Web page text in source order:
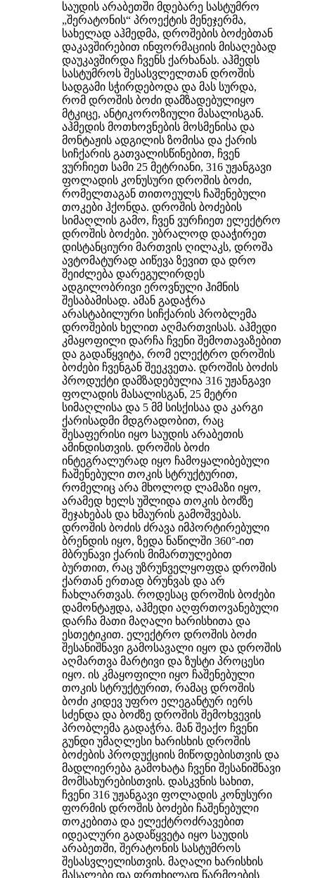
საუდის არაბეთში მდებარე სასტუმრო
„შერატონის“ პროექტის მენეჯერმა,
სახელად აჰმედმა, დროშების ბოძებთან
დაკავშირებით ინფორმაციის მისაღებად
დაუკავშირდა ჩვენს ქარხანას. აჰმედს
სასტუმროს შესასვლელთან დროშის
სადგამი სჭირდებოდა და მას სურდა,
რომ დროშის ბოძი დამზადებულიყო
მტკიცე, ანტიკოროზიული მასალისგან.
აჰმედის მოთხოვნების მოსმენისა და
მონტაჟის ადგილის ზომისა და ქარის
სიჩქარის გათვალისწინებით, ჩვენ
ვურჩიეთ სამი 25 მეტრიანი, 316 უჟანგავი
ფოლადის კონუსური დროშის ბოძი,
რომელთაგან თითოეულს ჩაშენებული
თოკები ჰქონდა. დროშის ბოძების
სიმაღლის გამო, ჩვენ ვურჩიეთ ელექტრო
დროშის ბოძები. უბრალოდ დააჭირეთ
დისტანციური მართვის ღილაკს, დროშა
ავტომატურად აიწევა ზევით და დრო
შეიძლება დარეგულირდეს
ადგილობრივი ეროვნული ჰიმნის
შესაბამისად. ამან გადაჭრა
არასტაბილური სიჩქარის პრობლემა
დროშების ხელით აღმართვისას. აჰმედი
კმაყოფილი დარჩა ჩვენი შემოთავაზებით
და გადაწყვიტა, რომ ელექტრო დროშის
ბოძები ჩვენგან შეეკვეთა. დროშის ბოძის
პროდუქტი დამზადებულია 316 უჟანგავი
ფოლადის მასალისგან, 25 მეტრი
სიმაღლისა და 5 მმ სისქისაა და კარგი
ქარისადმი მდგრადობით, რაც
შესაფერისი იყო საუდის არაბეთის
ამინდისთვის. დროშის ბოძი
ინტეგრალურად იყო ჩამოყალიბებული
ჩაშენებული თოკის სტრუქტურით,
რომელიც არა მხოლოდ ლამაზი იყო,
არამედ ხელს უშლიდა თოკის ბოძზე
შეჯახებას და ხმაურის გამოშვებას.
დროშის ბოძის ძრავა იმპორტირებული
ბრენდის იყო, ზედა ნაწილში 360°-ით
მბრუნავი ქარის მიმართულებით
ბურთით, რაც უზრუნველყოფდა დროშის
ქართან ერთად ბრუნვას და არ
ჩახლართვას. როდესაც დროშის ბოძები
დამონტაჟდა, აჰმედი აღფრთოვანებული
დარჩა მათი მაღალი ხარისხითა და
ესთეტიკით. ელექტრო დროშის ბოძი
შესანიშნავი გამოსავალი იყო და დროშის
აღმართვა მარტივი და ზუსტი პროცესი
იყო. ის კმაყოფილი იყო ჩაშენებული
თოკის სტრუქტურით, რამაც დროშის
ბოძი კიდევ უფრო ელეგანტურ იერს
სძენდა და ბოძზე დროშის შემოხვევის
პრობლემა გადაჭრა. მან შეაქო ჩვენი
გუნდი უმაღლესი ხარისხის დროშის
ბოძების პროდუქციის მიწოდებისთვის და
მადლიერება გამოხატა ჩვენი შესანიშნავი
მომსახურებისთვის. დასკვნის სახით,
ჩვენი 316 უჟანგავი ფოლადის კონუსური
ფორმის დროშის ბოძები ჩაშენებული
თოკებითა და ელექტროძრავებით
იდეალური გადაწყვეტა იყო საუდის
არაბეთში, შერატონის სასტუმროს
შესასვლელისთვის. მაღალი ხარისხის
მასალები და ფრთხილად წარმოების